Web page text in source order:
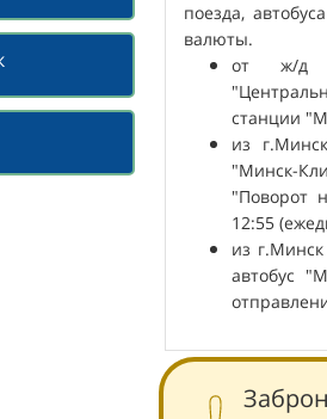
поезда,
валюты.
от ж/д
станции
из
"Минск-
"Поворот
12:55
из
автобус
Местных
Время